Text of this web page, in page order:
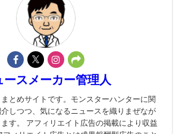
ースメーカー管理人
とめサイトです。モンスターハンターに関
しつつ、気になるニュースを織りまぜなが
す。 アフィリエイト広告の掲載により収益